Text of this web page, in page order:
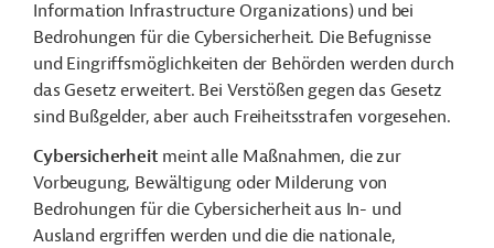
Information Infrastructure Organizations) und bei
Bedrohungen für die Cybersicherheit. Die Befugnisse
und Eingriffsmöglichkeiten der Behörden werden durch
das Gesetz erweitert. Bei Verstößen gegen das Gesetz
sind Bußgelder, aber auch Freiheitsstrafen vorgesehen.
Cybersicherheit meint alle Maßnahmen, die zur
Vorbeugung, Bewältigung oder Milderung von
Bedrohungen für die Cybersicherheit aus In- und
Ausland ergriffen werden und die die nationale,